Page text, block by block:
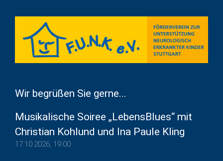
Wir begrüßen Sie gerne...
Musikalische Soiree „LebensBlues“ mit
Christian Kohlund und Ina Paule Kling
17.10.2026, 19:00